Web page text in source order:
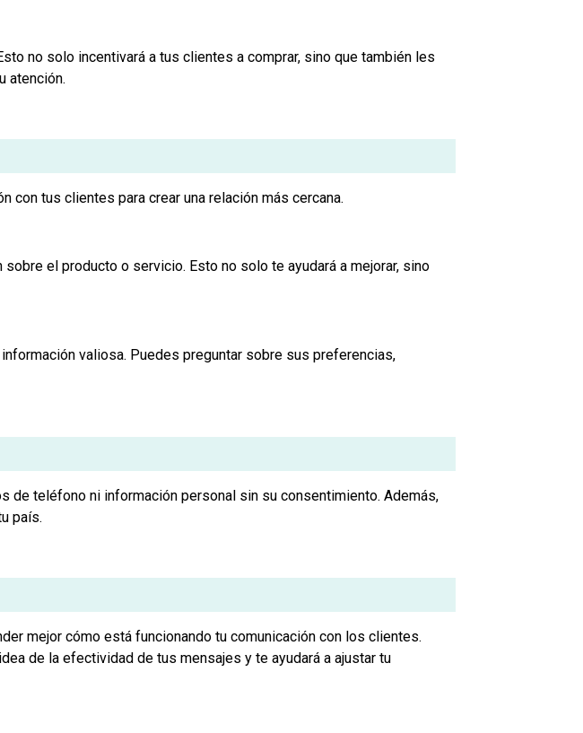
no solo incentivará a tus clientes a comprar, sino que también les
atención.
con tus clientes para crear una relación más cercana.
el producto o servicio. Esto no solo te ayudará a mejorar, sino
valiosa. Puedes preguntar sobre sus preferencias,
de teléfono ni información personal sin su consentimiento. Además,
país.
mejor cómo está funcionando tu comunicación con los clientes.
de la efectividad de tus mensajes y te ayudará a ajustar tu